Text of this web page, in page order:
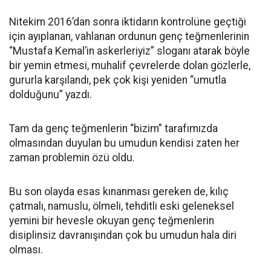
Nitekim 2016’dan sonra iktidarın kontrolüne geçtiği
için ayıplanan, vahlanan ordunun genç teğmenlerinin
“Mustafa Kemal’in askerleriyiz” sloganı atarak böyle
bir yemin etmesi, muhalif çevrelerde dolan gözlerle,
gururla karşılandı, pek çok kişi yeniden “umutla
dolduğunu” yazdı.
Tam da genç teğmenlerin “bizim” tarafımızda
olmasından duyulan bu umudun kendisi zaten her
zaman problemin özü oldu.
Bu son olayda esas kınanması gereken de, kılıç
çatmalı, namuslu, ölmeli, tehditli eski geleneksel
yemini bir hevesle okuyan genç teğmenlerin
disiplinsiz davranışından çok bu umudun hala diri
olması.